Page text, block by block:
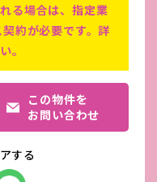
。る場合は、指定業
約が必要です。詳
。
この物件を
お問い合わせ
する